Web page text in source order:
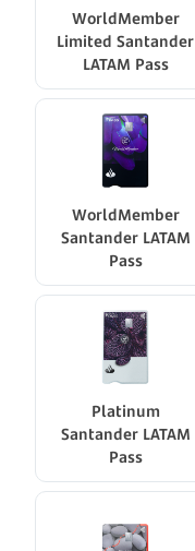
WorldMember
Limited Santander
LATAM Pass
WorldMember
Santander LATAM
Pass
Platinum
Santander LATAM
Pass